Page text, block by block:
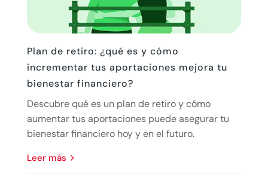
Plan de retiro: ¿qué es y cómo
incrementar tus aportaciones mejora tu
bienestar financiero?
Descubre qué es un plan de retiro y cómo
aumentar tus aportaciones puede asegurar tu
bienestar financiero hoy y en el futuro.
leer más